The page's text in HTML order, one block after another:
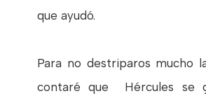
que ayudó.
Para no destriparos mucho
contaré que Hércules se